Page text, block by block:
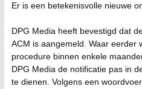
Er is een betekenisvolle nieuwe
DPG Media heeft bevestigd dat
ACM is aangemeld. Waar eerder
procedure binnen enkele
DPG Media de notificatie pas in
te dienen. Volgens een